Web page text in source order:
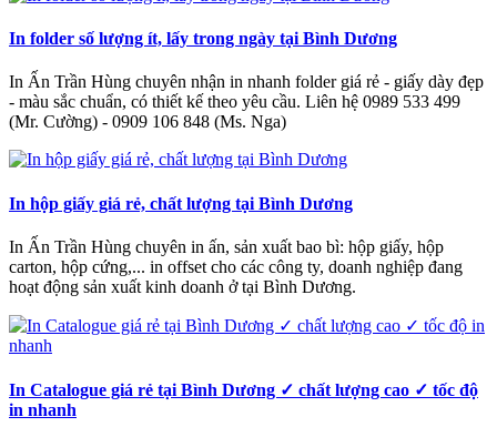
In folder số lượng ít, lấy trong ngày tại Bình Dương
In Ấn Trần Hùng chuyên nhận in nhanh folder giá rẻ - giấy dày đẹp
- màu sắc chuẩn, có thiết kế theo yêu cầu. Liên hệ 0989 533 499
(Mr. Cường) - 0909 106 848 (Ms. Nga)
In hộp giấy giá rẻ, chất lượng tại Bình Dương
In Ấn Trần Hùng chuyên in ấn, sản xuất bao bì: hộp giấy, hộp
carton, hộp cứng,... in offset cho các công ty, doanh nghiệp đang
hoạt động sản xuất kinh doanh ở tại Bình Dương.
In Catalogue giá rẻ tại Bình Dương ✓ chất lượng cao ✓ tốc độ
in nhanh